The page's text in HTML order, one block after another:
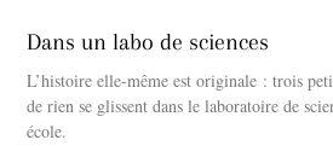
Dans un labo de sciences
L’histoire elle-même est originale : trois
de rien se glissent dans le laboratoire de
école.